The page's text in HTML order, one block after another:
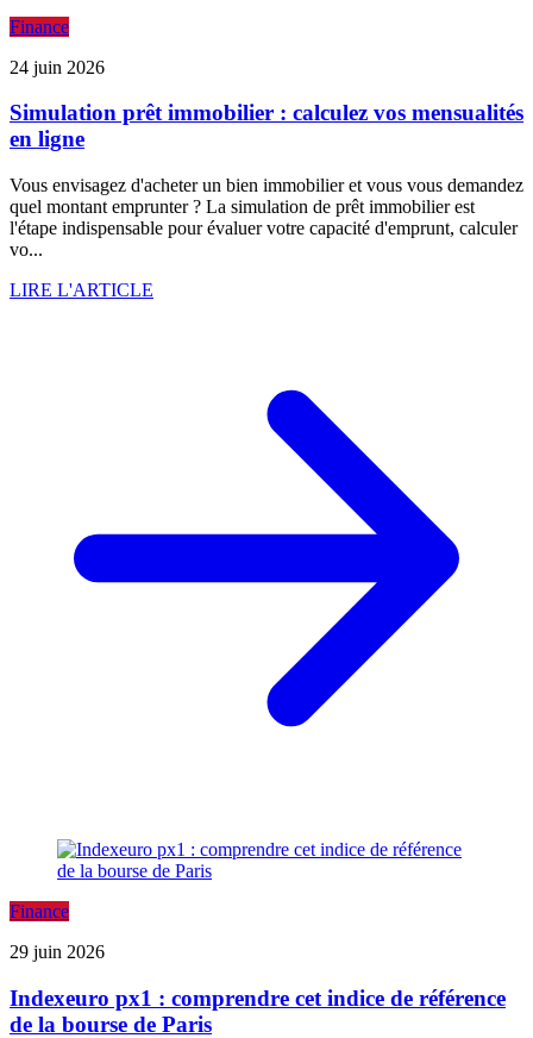
Finance
24 juin 2026
Simulation prêt immobilier : calculez vos mensualités
en ligne
Vous envisagez d'acheter un bien immobilier et vous vous demandez
quel montant emprunter ? La simulation de prêt immobilier est
l'étape indispensable pour évaluer votre capacité d'emprunt, calculer
vo...
LIRE L'ARTICLE
Finance
29 juin 2026
Indexeuro px1 : comprendre cet indice de référence
de la bourse de Paris